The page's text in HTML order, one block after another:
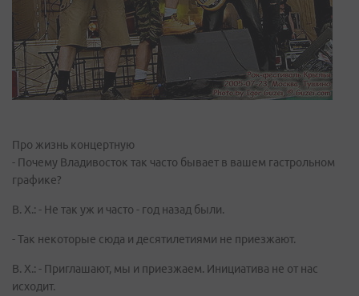
Про жизнь концертную
- Почему Владивосток так часто бывает в вашем гастрольном
графике?
В. Х.: - Не так уж и часто - год назад были.
- Так некоторые сюда и десятилетиями не приезжают.
В. Х.: - Приглашают, мы и приезжаем. Инициатива не от нас
исходит.